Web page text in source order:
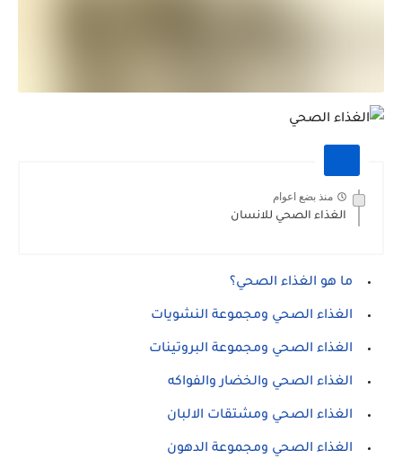
منذ بضع اعوام
الغذاء الصحي للانسان
ما هو الغذاء الصحي؟
الغذاء الصحي ومجموعة النشويات
الغذاء الصحي ومجموعة البروتينات
الغذاء الصحي والخضار والفواكه
الغذاء الصحي ومشتقات الالبان
الغذاء الصحي ومجموعة الدهون